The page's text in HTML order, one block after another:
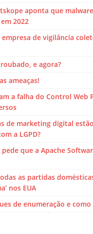
aponta que
2022
empresa de vigilância
e agora?
ameaças!
a falha do Control Web
de marketing digital
a LGPD?
que a Apache
as partidas
nos EUA
de enumeração e